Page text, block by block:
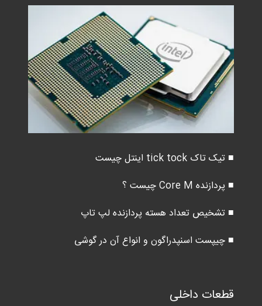
■ تیک تاک tick tock اینتل چیست
■ پردازنده Core M چیست ؟
■ تشخیص تعداد هسته پردازنده لپ تاپ
■ چیپست اسنپدراگون و انواع آن در گوشی
قطعات داخلی